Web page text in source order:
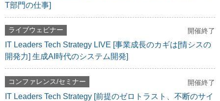
T部門の仕事]
ライブウェビナー 開催終了
IT Leaders Tech Strategy LIVE [事業成長のカギは[情シスの
開発力] 生成AI時代のシステム開発]
コンファレンス/セミナー 開催終了
IT Leaders Tech Strategy [前提のゼロトラスト、不断のサイ